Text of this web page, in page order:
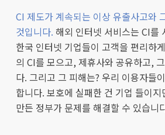
CI 제도가 계속되는 이상 유출사고와
것입니다. 해외 인터넷 서비스는 CI를
한국 인터넷 기업들이 고객을 편리하
의 CI를 모으고, 제휴사와 공유하고,
다. 그리고 그 피해는? 우리 이용자들
합니다. 보호에 실패한 건 기업 들이
만든 정부가 문제를 해결할 수 있습니